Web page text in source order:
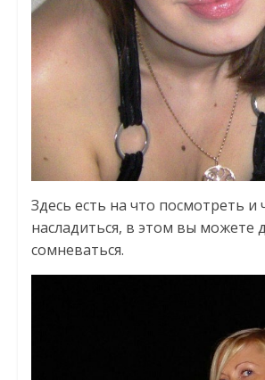
Здесь есть на что посмотреть и
насладиться, в этом вы можете
сомневаться.